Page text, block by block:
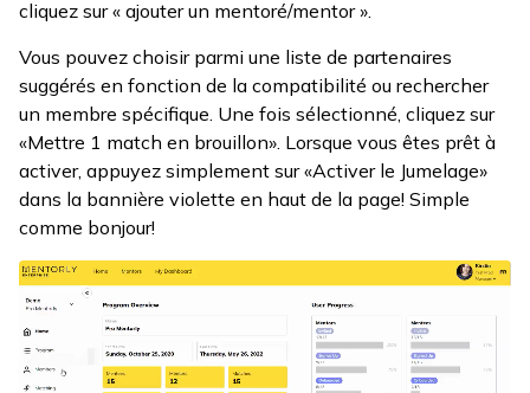
cliquez sur « ajouter un mentoré/mentor ».
Vous pouvez choisir parmi une liste de partenaires
suggérés en fonction de la compatibilité ou rechercher
un membre spécifique. Une fois sélectionné, cliquez sur
«Mettre 1 match en brouillon». Lorsque vous êtes prêt à
activer, appuyez simplement sur «Activer le Jumelage»
dans la bannière violette en haut de la page! Simple
comme bonjour!